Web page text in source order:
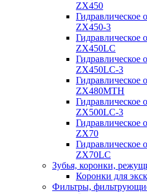
ZX450
Гидравлическое
ZX450-3
Гидравлическое
ZX450LC
Гидравлическое
ZX450LC-3
Гидравлическое
ZX480MTH
Гидравлическое
ZX500LC-3
Гидравлическое
ZX70
Гидравлическое
ZX70LC
Зубья, коронки,
Коронки для
Фильтры,